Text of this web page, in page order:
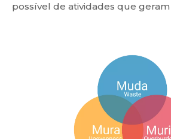
possível de atividades que